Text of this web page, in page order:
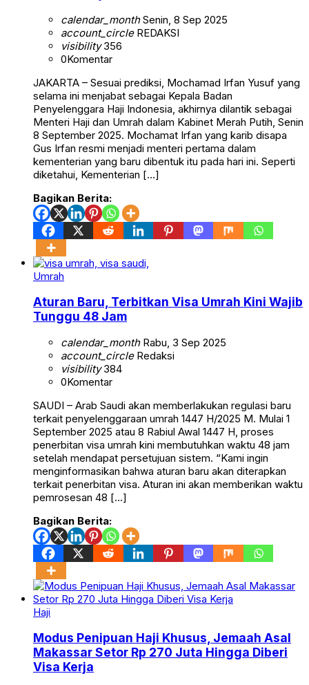
calendar_monthSenin, 8 Sep 2025
account_circleREDAKSI
visibility356
0Komentar
JAKARTA – Sesuai prediksi, Mochamad Irfan Yusuf yang
selama ini menjabat sebagai Kepala Badan
Penyelenggara Haji Indonesia, akhirnya dilantik sebagai
Menteri Haji dan Umrah dalam Kabinet Merah Putih, Senin
8 September 2025. Mochamat Irfan yang karib disapa
Gus Irfan resmi menjadi menteri pertama dalam
kementerian yang baru dibentuk itu pada hari ini. Seperti
diketahui, Kementerian […]
Bagikan Berita:
Umrah
Aturan Baru, Terbitkan Visa Umrah Kini Wajib
Tunggu 48 Jam
calendar_monthRabu, 3 Sep 2025
account_circleRedaksi
visibility384
0Komentar
SAUDI – Arab Saudi akan memberlakukan regulasi baru
terkait penyelenggaraan umrah 1447 H/2025 M. Mulai 1
September 2025 atau 8 Rabiul Awal 1447 H, proses
penerbitan visa umrah kini membutuhkan waktu 48 jam
setelah mendapat persetujuan sistem. “Kami ingin
menginformasikan bahwa aturan baru akan diterapkan
terkait penerbitan visa. Aturan ini akan memberikan waktu
pemrosesan 48 […]
Bagikan Berita:
Haji
Modus Penipuan Haji Khusus, Jemaah Asal
Makassar Setor Rp 270 Juta Hingga Diberi
Visa Kerja